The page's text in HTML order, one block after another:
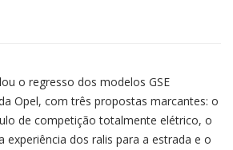
o regresso dos modelos GSE
Opel, com três propostas marcantes: o
de competição totalmente elétrico, o
experiência dos ralis para a estrada e o